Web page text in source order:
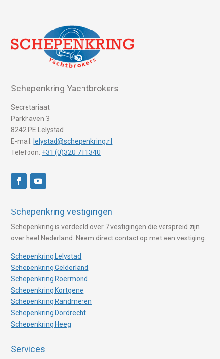
Schepenkring Yachtbrokers
Secretariaat
Parkhaven 3
8242 PE Lelystad
E-mail: lelystad@schepenkring.nl
Telefoon: +31 (0)320 711340
Schepenkring vestigingen
Schepenkring is verdeeld over 7 vestigingen die verspreid zijn
over heel Nederland. Neem direct contact op met een vestiging.
Schepenkring Lelystad
Schepenkring Gelderland
Schepenkring Roermond
Schepenkring Kortgene
Schepenkring Randmeren
Schepenkring Dordrecht
Schepenkring Heeg
Services